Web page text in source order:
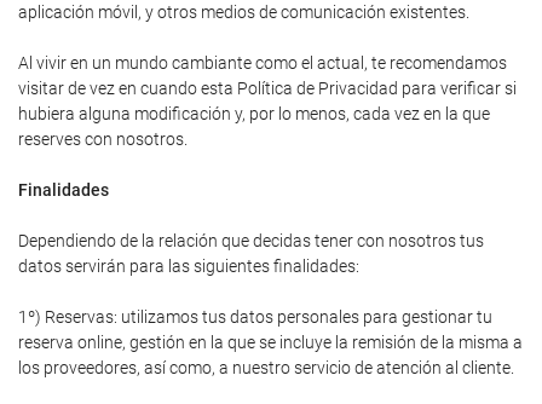
aplicación móvil, y otros medios de comunicación existentes.
Al vivir en un mundo cambiante como el actual, te recomendamos
visitar de vez en cuando esta Política de Privacidad para verificar si
hubiera alguna modificación y, por lo menos, cada vez en la que
reserves con nosotros.
Finalidades
Dependiendo de la relación que decidas tener con nosotros tus
datos servirán para las siguientes finalidades:
1º) Reservas: utilizamos tus datos personales para gestionar tu
reserva online, gestión en la que se incluye la remisión de la misma a
los proveedores, así como, a nuestro servicio de atención al cliente.